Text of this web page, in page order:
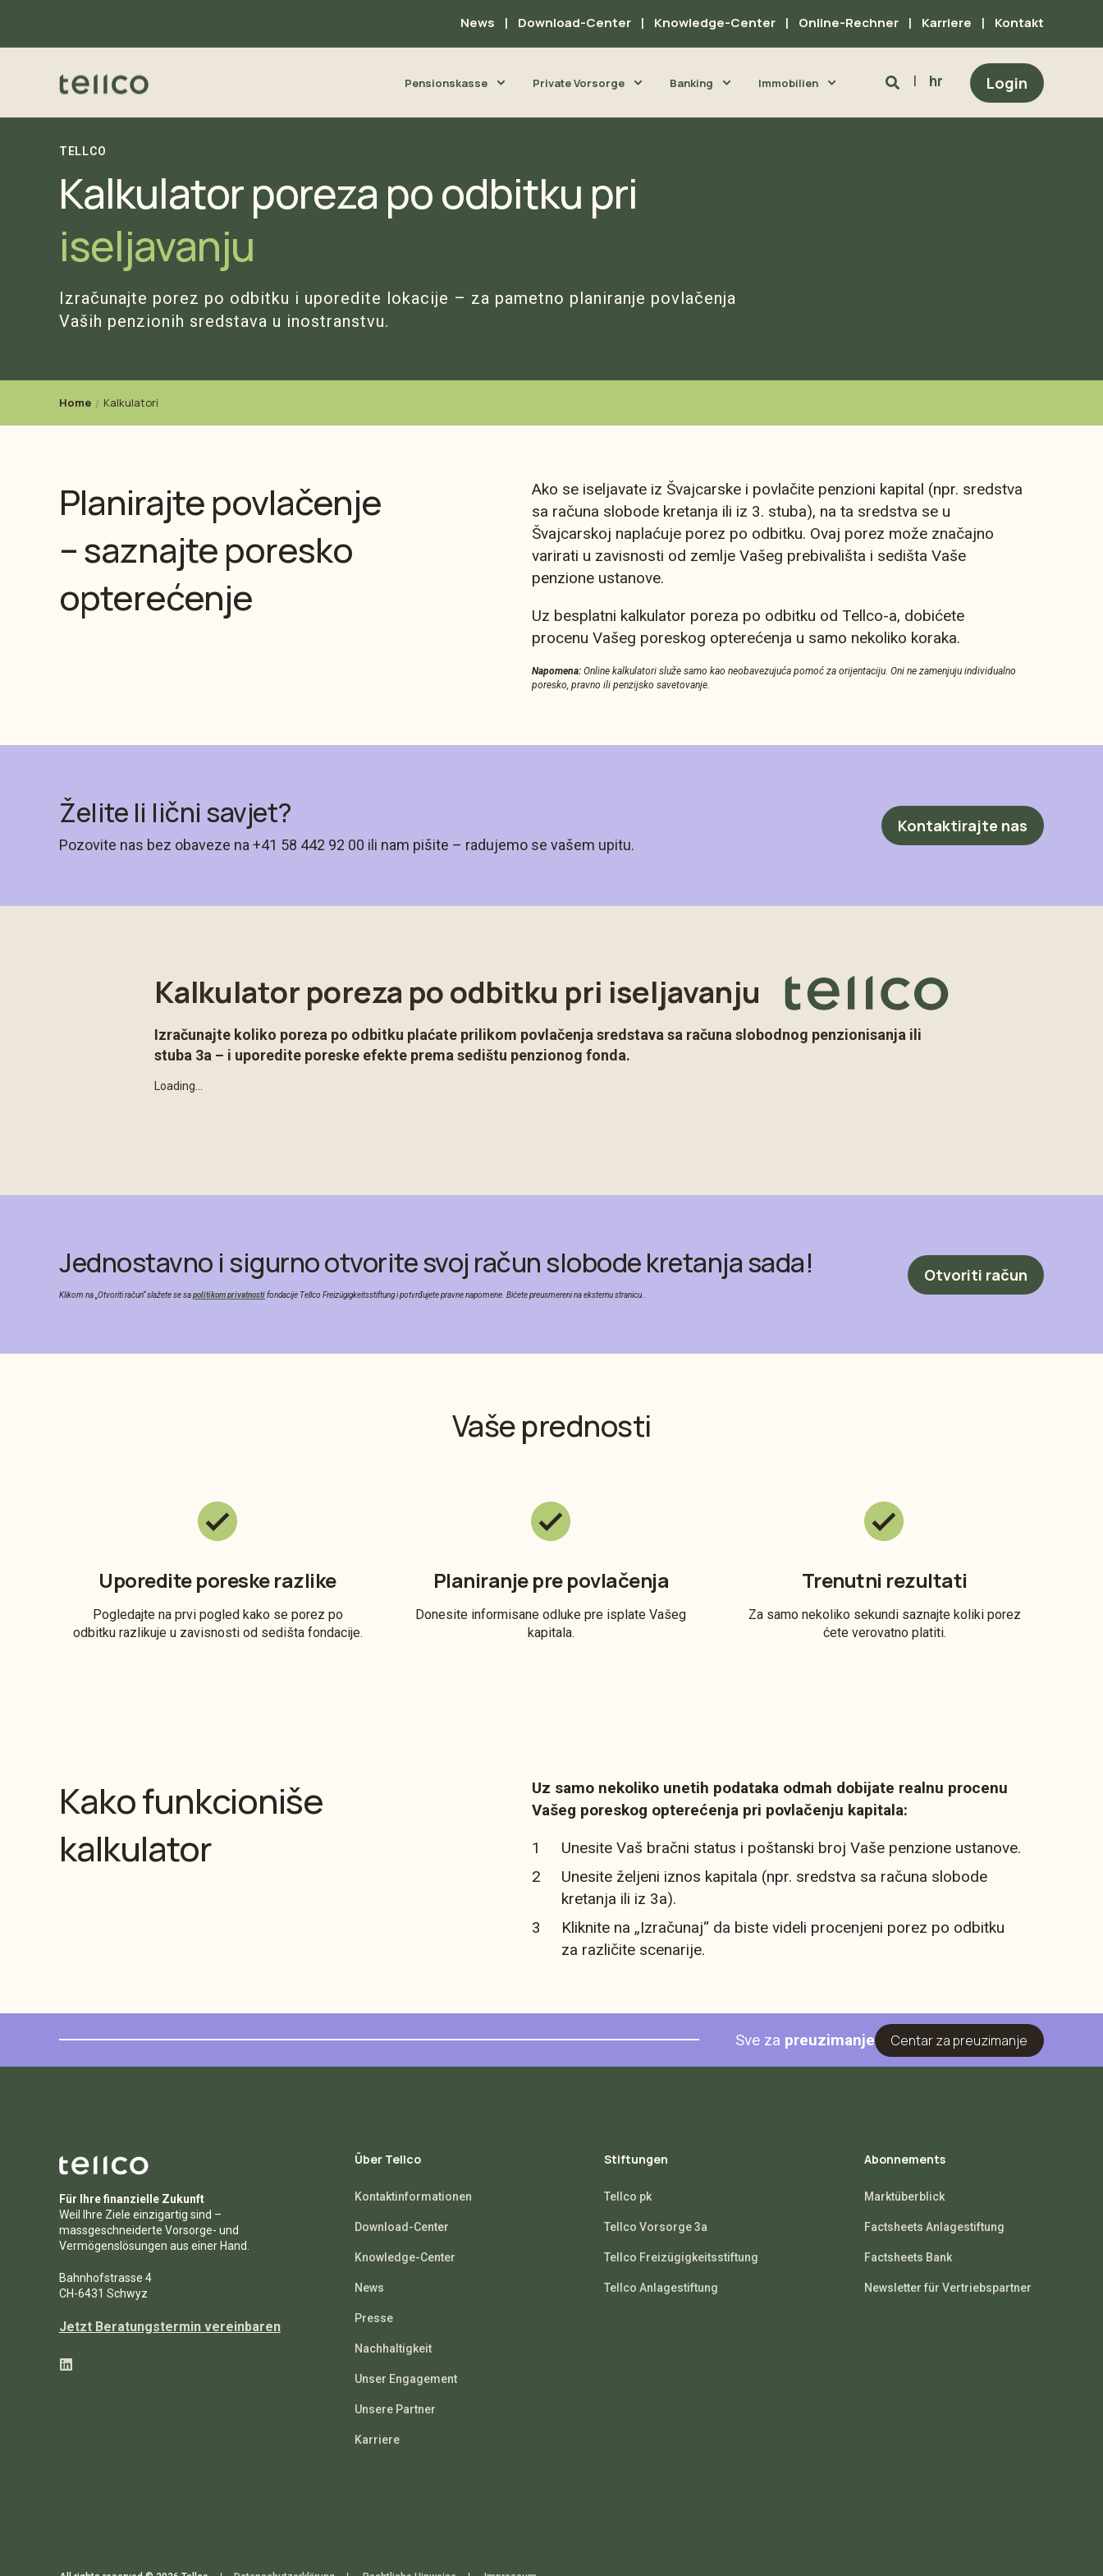
News Download-Center Knowledge-Center Online-Rechner Karriere Kontakt
Pensionskasse Private Vorsorge Banking Immobilien hr Login
TELLCO
Kalkulator poreza po odbitku pri
iseljavanju
Izračunajte porez po odbitku i uporedite lokacije – za pametno planiranje povlačenja
Vaših penzionih sredstava u inostranstvu.
Home Kalkulatori
Planirajte povlačenje
– saznajte poresko
opterećenje
Ako se iseljavate iz Švajcarske i povlačite penzioni kapital (npr. sredstva
sa računa slobode kretanja ili iz 3. stuba), na ta sredstva se u
Švajcarskoj naplaćuje porez po odbitku. Ovaj porez može značajno
varirati u zavisnosti od zemlje Vašeg prebivališta i sedišta Vaše
penzione ustanove.
Uz besplatni kalkulator poreza po odbitku od Tellco-a, dobićete
procenu Vašeg poreskog opterećenja u samo nekoliko koraka.
Napomena: Online kalkulatori služe samo kao neobavezujuća pomoć za orijentaciju. Oni ne zamenjuju individualno
poresko, pravno ili penzijsko savetovanje.
Želite li lični savjet?
Pozovite nas bez obaveze na +41 58 442 92 00 ili nam pišite – radujemo se vašem upitu.
Kontaktirajte nas
Jednostavno i sigurno otvorite svoj račun slobode kretanja sada!
Klikom na „Otvoriti račun“ slažete se sapolitikom privatnostifondacije Tellco Freizügigkeitsstiftung i potvrđujete pravne napomene. Bićete preusmereni na eksternu stranicu..
Otvoriti račun
Vaše prednosti
Uporedite poreske razlike
Pogledajte na prvi pogled kako se porez po
odbitku razlikuje u zavisnosti od sedišta fondacije.
Planiranje pre povlačenja
Donesite informisane odluke pre isplate Vašeg
kapitala.
Trenutni rezultati
Za samo nekoliko sekundi saznajte koliki porez
ćete verovatno platiti.
Kako funkcioniše
kalkulator
Uz samo nekoliko unetih podataka odmah dobijate realnu procenu
Vašeg poreskog opterećenja pri povlačenju kapitala:
Unesite Vaš bračni status i poštanski broj Vaše penzione ustanove.
Unesite željeni iznos kapitala (npr. sredstva sa računa slobode
kretanja ili iz 3a).
Kliknite na „Izračunaj“ da biste videli procenjeni porez po odbitku
za različite scenarije.
Sve za preuzimanje Centar za preuzimanje
Für Ihre finanzielle Zukunft
Weil Ihre Ziele einzigartig sind –
massgeschneiderte Vorsorge- und
Vermögenslösungen aus einer Hand.
Bahnhofstrasse 4
CH-6431 Schwyz
Jetzt Beratungstermin vereinbaren
Über Tellco
Kontaktinformationen
Download-Center
Knowledge-Center
News
Presse
Nachhaltigkeit
Unser Engagement
Unsere Partner
Karriere
Stiftungen
Tellco pk
Tellco Vorsorge 3a
Tellco Freizügigkeitsstiftung
Tellco Anlagestiftung
Abonnements
Marktüberblick
Factsheets Anlagestiftung
Factsheets Bank
Newsletter für Vertriebspartner